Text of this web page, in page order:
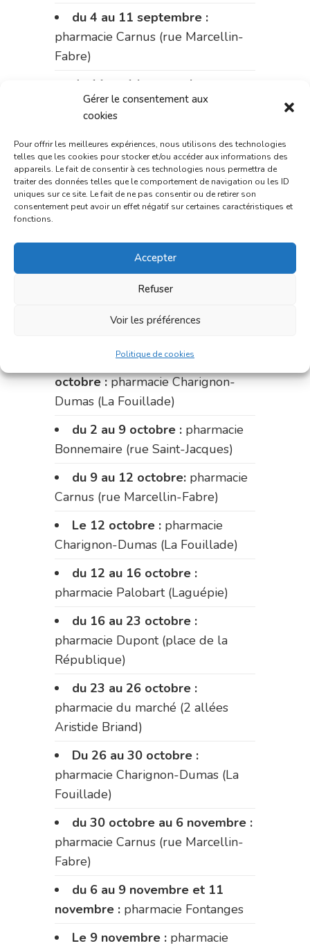
Gérer le consentement aux
cookies
Pour offrir les meilleures expériences, nous utilisons des technologies
telles que les cookies pour stocker et/ou accéder aux informations des
appareils. Le fait de consentir à ces technologies nous permettra de
traiter des données telles que le comportement de navigation ou les ID
uniques sur ce site. Le fait de ne pas consentir ou de retirer son
consentement peut avoir un effet négatif sur certaines caractéristiques et
fonctions.
Accepter
Refuser
Voir les préférences
Politique de cookies
du 4 au 11 septembre :
pharmacie Carnus (rue Marcellin-
Fabre)
du 11 au 14 septembre :
pharmacie Dupont (place de la
République)
Le 14 septembre :pharmacie
Charignon-Dumas (La Fouillade)
du 14 au 18 septembre :
du 18 au 25 septembre :
pharmacie Fontanges
du 25 au 28 septembre :
pharmacie du marché (2 allées
Du 28 septembre au 1er
octobre :pharmacie Charignon-
Dumas (La Fouillade)
du 2 au 9 octobre : pharmacie
Bonnemaire (rue Saint-Jacques)
du 9 au 12 octobre: pharmacie
Carnus (rue Marcellin-Fabre)
Le 12 octobre : pharmacie
Charignon-Dumas (La Fouillade)
du 12 au 16 octobre :
pharmacie Palobart (Laguépie)
du 16 au 23 octobre :
pharmacie Dupont (place de la
République)
du 23 au 26 octobre :
pharmacie du marché (2 allées
Aristide Briand)
Du 26 au 30 octobre :
pharmacie Charignon-Dumas (La
Fouillade)
du 30 octobre au 6 novembre :
pharmacie Carnus (rue Marcellin-
Fabre)
du 6 au 9 novembre et 11
novembre : pharmacie Fontanges
Le 9 novembre : pharmacie